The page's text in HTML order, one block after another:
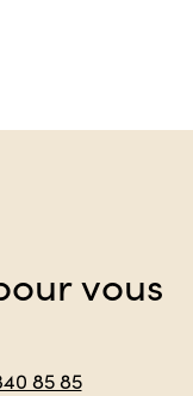
vous
85 85